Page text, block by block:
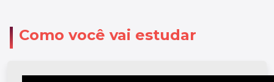
Como você vai estudar